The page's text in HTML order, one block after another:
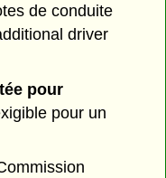
de conduite
driver
pour
pour un